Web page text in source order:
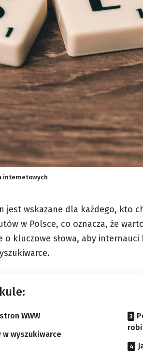
internetowych
jest wskazane dla każdego, kto
w Polsce, co oznacza, że
o kluczowe słowa, aby
WWW
w wyszukiwarce